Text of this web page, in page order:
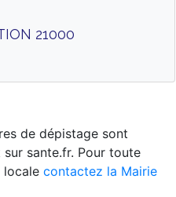
21000
de dépistage sont
sante.fr. Pour toute
locale contactez la Mairie